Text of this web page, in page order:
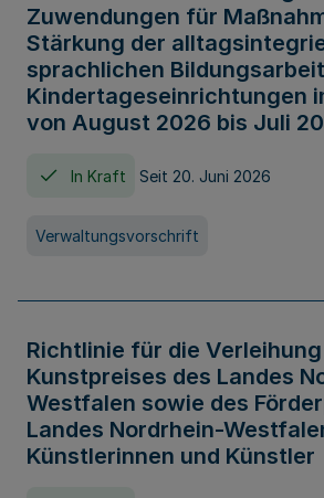
Zuwendungen für
Stärkung der
sprachlichen
Kindertageseinrichtungen
von August 2026 bis Juli
In Kraft Seit 20. Juni 2026
Verwaltungsvorschrift
Richtlinie für die
Kunstpreises des Landes
Westfalen sowie des
Landes Nordrhein-
Künstlerinnen und Künstler